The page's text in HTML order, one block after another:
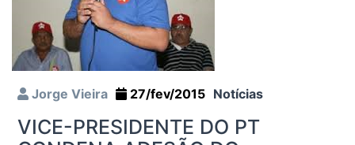
Jorge Vieira 27/fev/2015 Notícias
VICE-PRESIDENTE DO PT